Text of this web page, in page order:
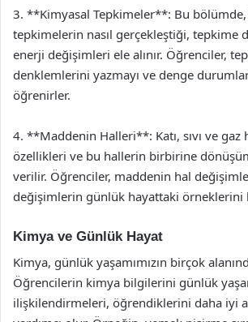
3. **Kimyasal Tepkimeler**: Bu
tepkimelerin nasıl gerçekleştiği, tepkime
enerji değişimleri ele alınır. Öğrenciler,
denklemlerini yazmayı ve denge
öğrenirler.
4. **Maddenin Halleri**: Katı, sıvı ve
özellikleri ve bu hallerin birbirine
verilir. Öğrenciler, maddenin hal
değişimlerin günlük hayattaki örneklerini
Kimya ve Günlük Hayat
Kimya, günlük yaşamımızın birçok
Öğrencilerin kimya bilgilerini günlük
ilişkilendirmeleri, öğrendiklerini daha iyi